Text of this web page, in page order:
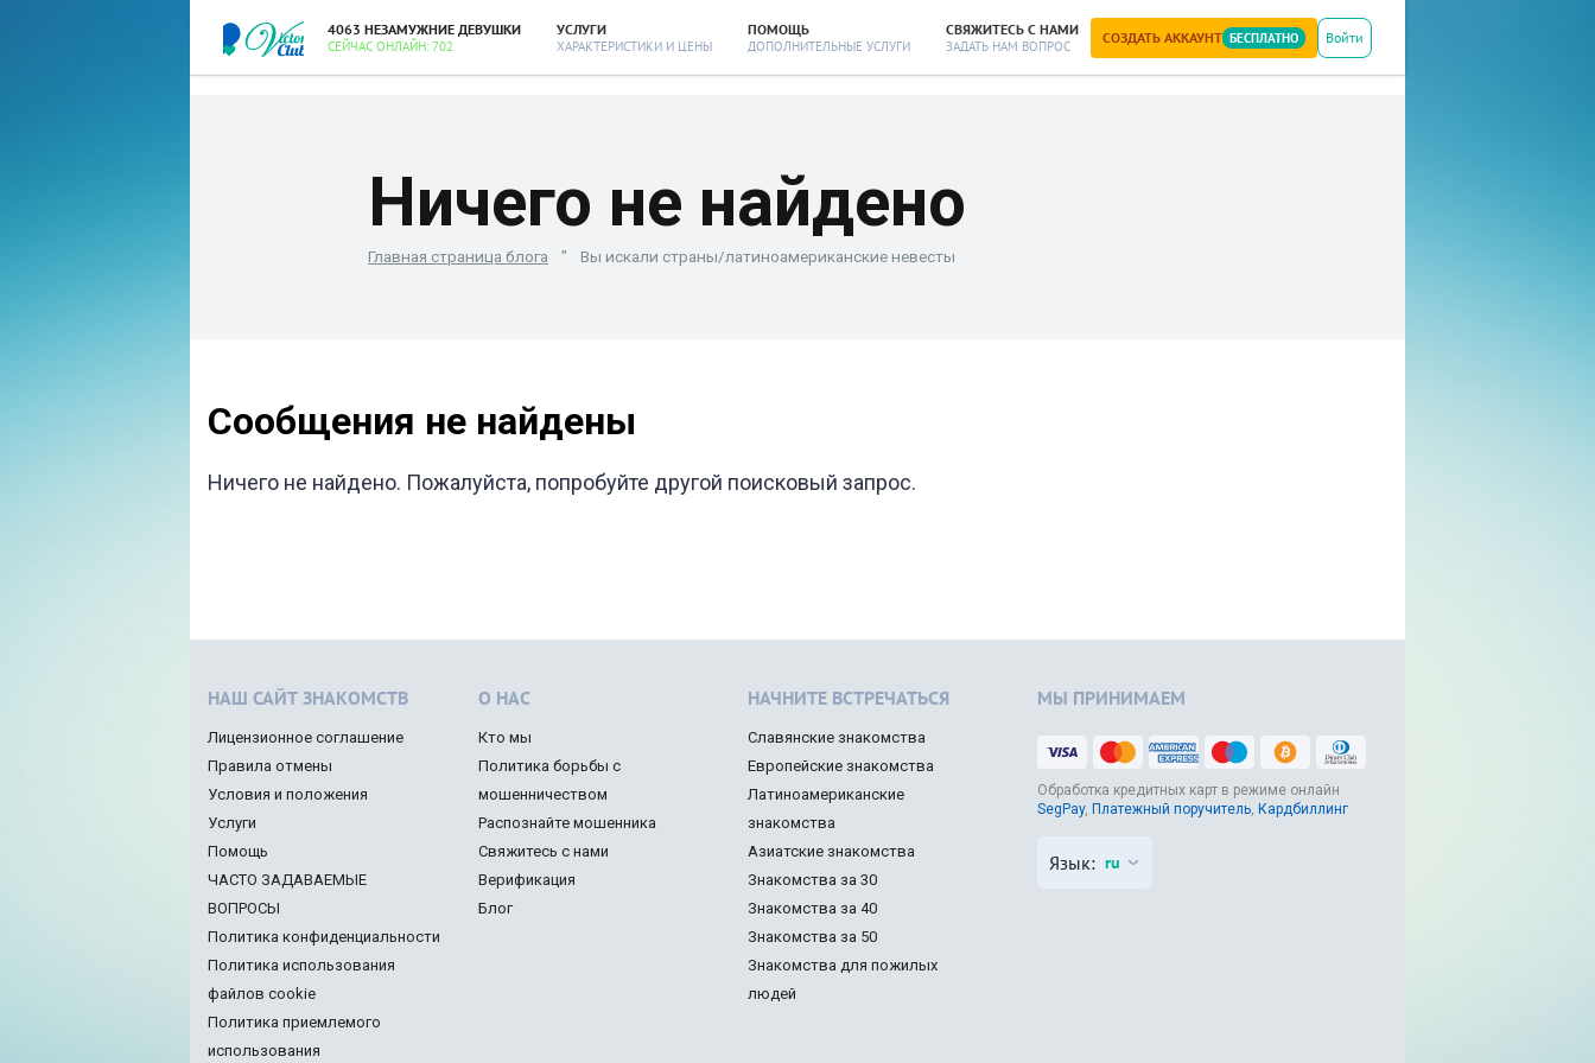
4063 НЕЗАМУЖНИЕ ДЕВУШКИ
СЕЙЧАС ОНЛАЙН: 702
УСЛУГИ
ХАРАКТЕРИСТИКИ И ЦЕНЫ
ПОМОЩЬ
ДОПОЛНИТЕЛЬНЫЕ УСЛУГИ
СВЯЖИТЕСЬ С НАМИ
ЗАДАТЬ НАМ ВОПРОС
СОЗДАТЬ АККАУНТ БЕСПЛАТНО Войти
Ничего не найдено
Главная страница блога " Вы искали страны/латиноамериканские невесты
Сообщения не найдены
Ничего не найдено. Пожалуйста, попробуйте другой поисковый запрос.
НАШ САЙТ ЗНАКОМСТВ
Лицензионное соглашение
Правила отмены
Условия и положения
Услуги
Помощь
ЧАСТО ЗАДАВАЕМЫЕ
ВОПРОСЫ
Политика конфиденциальности
Политика использования
файлов cookie
Политика приемлемого
использования
О НАС
Кто мы
Политика борьбы с
мошенничеством
Распознайте мошенника
Свяжитесь с нами
Верификация
Блог
НАЧНИТЕ ВСТРЕЧАТЬСЯ
Славянские знакомства
Европейские знакомства
Латиноамериканские
знакомства
Азиатские знакомства
Знакомства за 30
Знакомства за 40
Знакомства за 50
Знакомства для пожилых
людей
МЫ ПРИНИМАЕМ
Обработка кредитных карт в режиме онлайн
SegPay, Платежный поручитель, Кардбиллинг
Язык: ru